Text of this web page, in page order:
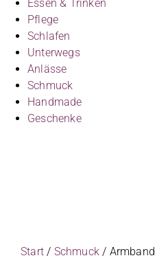
Essen & Trinken
Pflege
Schlafen
Unterwegs
Anlässe
Schmuck
Handmade
Geschenke
Start / Schmuck /